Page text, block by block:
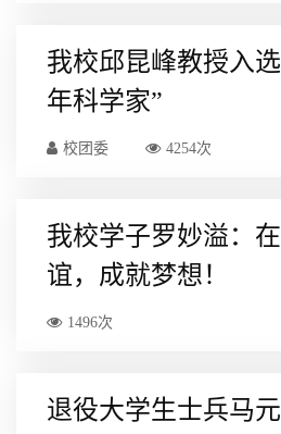
我校邱昆峰教授入
年科学家”
校团委 4254次
我校学子罗妙溢：
谊，成就梦想！
1496次
退役大学生士兵马